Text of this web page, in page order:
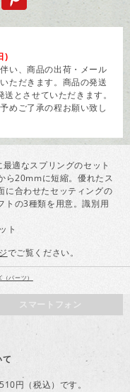
)
い、商品の出荷・メール
ただきます。商品の発送
とさせていただきます。
めご了承の程お願い致し
適なスプリングのセット
ら20mmに短縮。優れたス
に合わせたセッティングの
トの3種類を用意。識別用
ト
でご覧ください。
パーツ）
スマートフォン
円（税込）です。